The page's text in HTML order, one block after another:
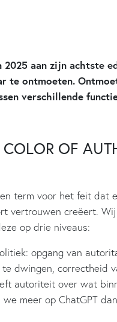
2025 aan zijn achtste
ontmoeten. Ontmoet
verschillende
OF
term voor het feit
vertrouwen creëert.
op drie niveaus:
opgang van
dwingen, correctheid
autoriteit over wat
meer op ChatGPT